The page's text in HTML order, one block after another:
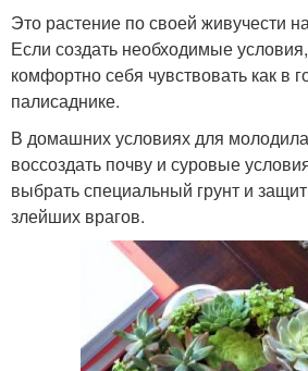
Это растение по своей живучести
Если создать необходимые
комфортно себя чувствовать как в
палисаднике.
В домашних условиях для
воссоздать почву и суровые
выбрать специальный грунт и
злейших врагов.